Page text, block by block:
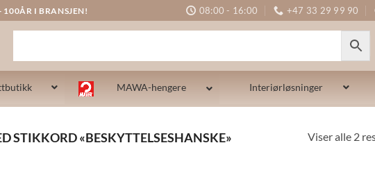
100ÅR I BRANSJEN! 08:00 - 16:00 +47 33 29 99 90
MAWA-hengere Interiørløsninger
STIKKORD «BESKYTTELSESHANSKE» Viser alle 2